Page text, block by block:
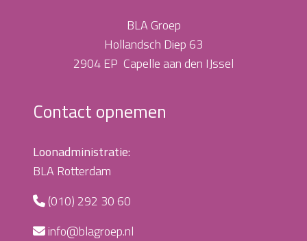
BLA Groep
Hollandsch Diep 63
2904 EP Capelle aan den IJssel
Contact opnemen
Loonadministratie:
BLA Rotterdam
(010) 292 30 60
info@blagroep.nl